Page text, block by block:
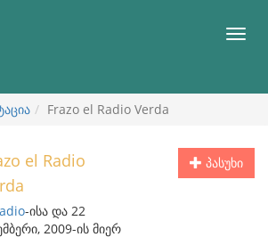
მენიუ
Frazo el Radio Verda
პასუხი
el Radio
-ისა და 22
2009-ის მიერ